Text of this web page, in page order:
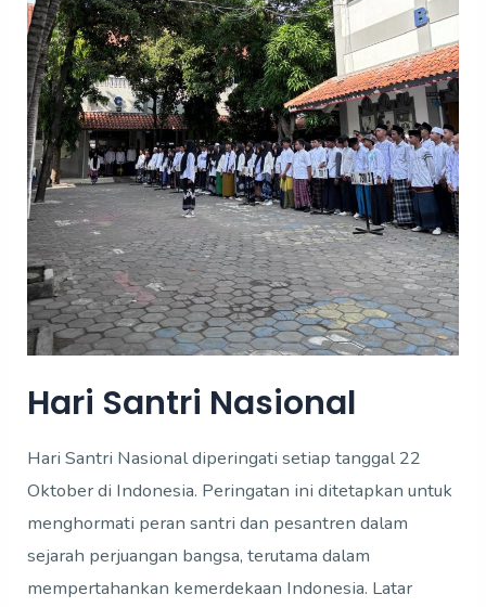
Hari Santri Nasional
Hari Santri Nasional diperingati setiap tanggal 22
Oktober di Indonesia. Peringatan ini ditetapkan untuk
menghormati peran santri dan pesantren dalam
sejarah perjuangan bangsa, terutama dalam
mempertahankan kemerdekaan Indonesia. Latar